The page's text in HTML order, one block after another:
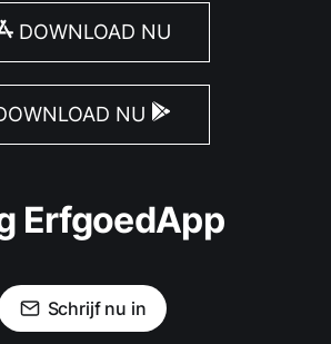
DOWNLOAD NU
NU
ErfgoedApp
Schrijf nu in